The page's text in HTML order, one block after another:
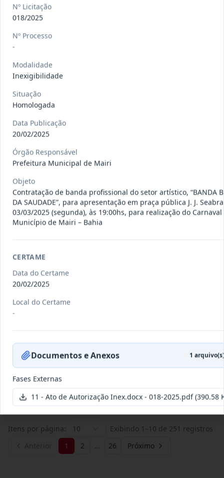
Pregão
Eletrônico
Situação:
013/2026
Pregão
Eletrônico
Situação: Publicada
009/2026
Credenciamento
credenciamento de pessoa
serviços...
Situação: Publicada Data:15/07/2026 Ver detalhes
011/2026
Situação
007/2026
Concorrência
Contratação de empresa
especializada para pavimentação
em pa...
Itens por página: 10 Exibindo 1 –10 de 251 registros
1 2 … 26 Próximo
Nº Licitação
018/2025
Nº Processo
-
Modalidade
Inexigibilidade
Situação
Homologada
Data Publicação
20/02/2025
Órgão Responsável
Prefeitura Municipal de Mairi
Objeto
Contratação de banda profissional do setor artístico, “BANDA
DA SAUDADE”, para apresentação em praça pública J. J.
03/03/2025 (segunda), às 19:00hs, para realização do Carnaval
Município de Mairi – Bahia
CERTAME
Data do Certame
20/02/2025
Local do Certame
-
Documentos e Anexos 1 arquivo(s)
Fases Externas
11 - Ato de Autorização Inex.docx - 018-2025.pdf(390.58